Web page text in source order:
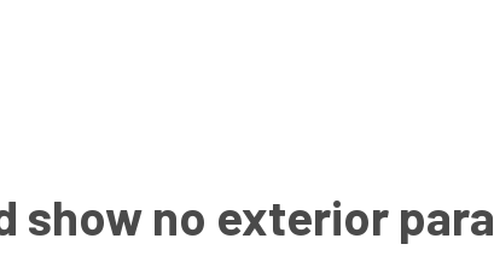
show no exterior para